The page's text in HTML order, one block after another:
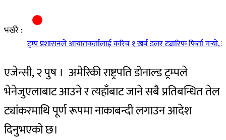
भर्खरै :
ट्रम्प प्रशासनले आयातकर्तालाई करिब १ खर्ब डलर ट्यारिफ फिर्ता
एजेन्सी, २ पुष । अमेरिकी राष्ट्रपति डोनाल्ड ट्रम्पले
भेनेजुएलाबाट आउने र त्यहाँबाट जाने सबै प्रतिबन्धित तेल
ट्यांकरमाथि पूर्ण रूपमा नाकाबन्दी लगाउन आदेश
दिनुभएको छ।